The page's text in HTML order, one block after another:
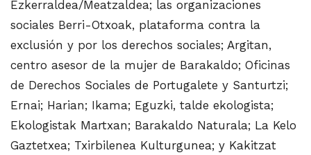
Ezkerraldea/Meatzaldea; las organizaciones
sociales Berri-Otxoak, plataforma contra la
exclusión y por los derechos sociales; Argitan,
centro asesor de la mujer de Barakaldo; Oficinas
de Derechos Sociales de Portugalete y Santurtzi;
Ernai; Harian; Ikama; Eguzki, talde ekologista;
Ekologistak Martxan; Barakaldo Naturala; La Kelo
Gaztetxea; Txirbilenea Kulturgunea; y Kakitzat